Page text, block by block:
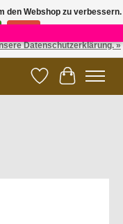
×
Wunschzettel
Ihr
den Webshop zu verbessern.
Datenschutzerklärung. »